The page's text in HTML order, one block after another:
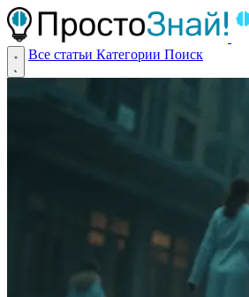
Все статьи Категории Поиск